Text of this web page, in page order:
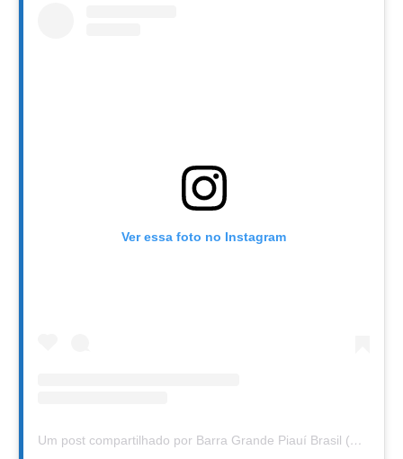
Ver essa foto no Instagram
Um post compartilhado por Barra Grande Piauí Brasil (@barragrandepi)